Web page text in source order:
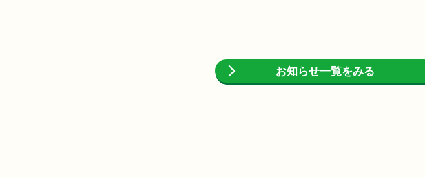
お知らせ一覧をみる